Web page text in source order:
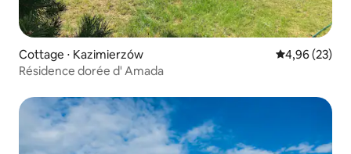
Cottage ⋅ Kazimierzów Évaluation
4,96 (23)
Résidence dorée d' Amada